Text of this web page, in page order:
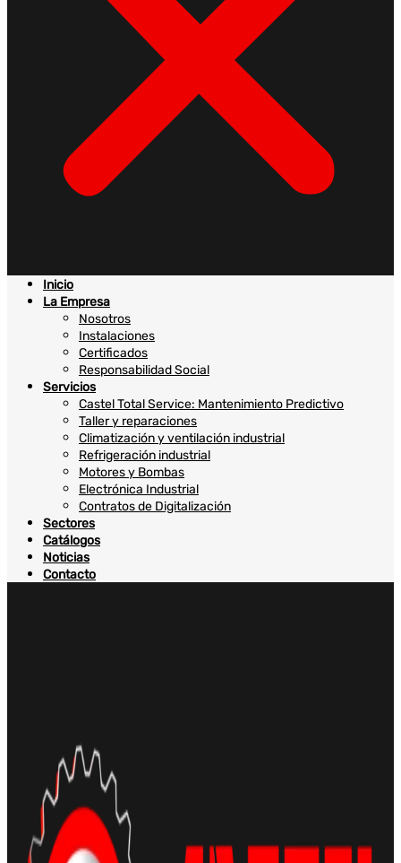
Inicio
La Empresa
Nosotros
Instalaciones
Certificados
Responsabilidad Social
Servicios
Castel Total Service: Mantenimiento Predictivo
Taller y reparaciones
Climatización y ventilación industrial
Refrigeración industrial
Motores y Bombas
Electrónica Industrial
Contratos de Digitalización
Sectores
Catálogos
Noticias
Contacto